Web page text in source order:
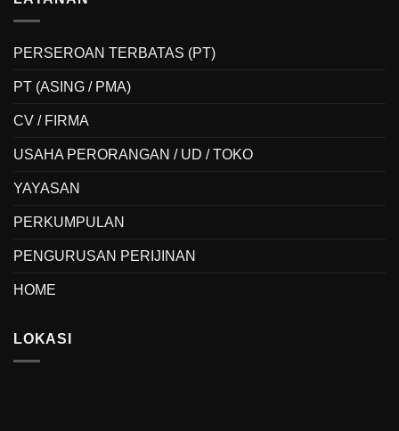
PERSEROAN TERBATAS (PT)
PT (ASING / PMA)
CV / FIRMA
USAHA PERORANGAN / UD / TOKO
YAYASAN
PERKUMPULAN
PENGURUSAN PERIJINAN
HOME
LOKASI